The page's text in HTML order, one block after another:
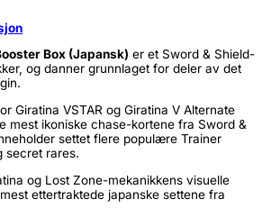
Box (Japansk) er et Sword & Shield-
og danner grunnlaget for deler av det
Giratina VSTAR og Giratina V Alternate
mest ikoniske chase-kortene fra Sword &
settet flere populære Trainer
secret rares.
og Lost Zone-mekanikkens visuelle
ettertraktede japanske settene fra